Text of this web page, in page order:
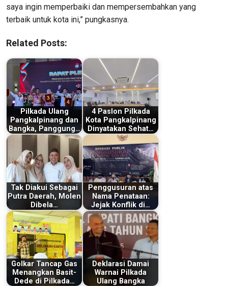
saya ingin memperbaiki dan mempersembahkan yang
terbaik untuk kota ini,” pungkasnya.
Related Posts:
Pilkada Ulang
Pangkalpinang dan
Bangka, Panggung…
4 Paslon Pilkada
Kota Pangkalpinang
Dinyatakan Sehat…
Tak Diakui Sebagai
Putra Daerah, Molen
Dibela…
Penggusuran atas
Nama Penataan:
Jejak Konflik di…
Golkar Tancap Gas
Menangkan Basit-
Dede di Pilkada…
Deklarasi Damai
Warnai Pilkada
Ulang Bangka